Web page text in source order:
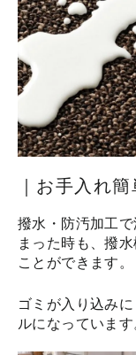
｜お手入れ簡
撥水・防汚加工
まった時も、撥
ことができます。
ゴミが入り込み
ルになっています